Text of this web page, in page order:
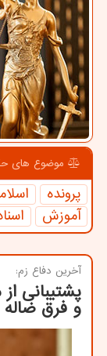
موضوع های
پرونده
آموزش
آخرین دفاع زم:
پشتیبانی
و فرق ضاله